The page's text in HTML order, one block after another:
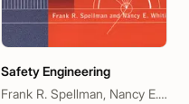
Safety Engineering
Frank R. Spellman, Nancy E. Whiting